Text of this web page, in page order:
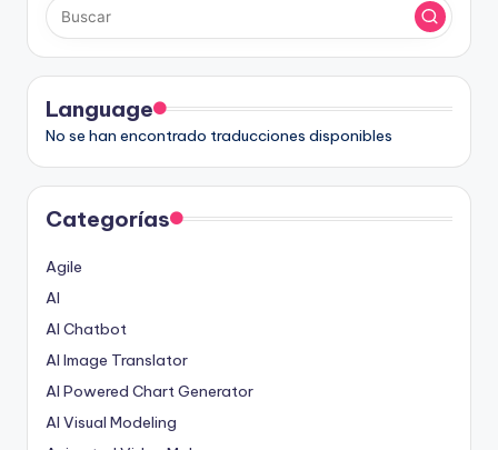
Language
No se han encontrado traducciones disponibles
Categorías
Agile
AI
AI Chatbot
AI Image Translator
AI Powered Chart Generator
AI Visual Modeling